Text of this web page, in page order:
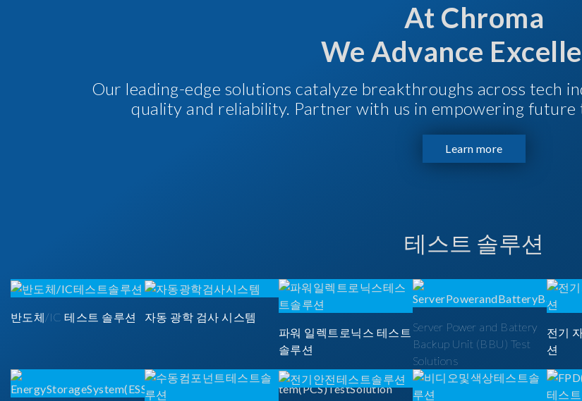
At Chroma
We Advance
Our leading-edge solutions catalyze breakthroughs across tech
quality and reliability. Partner with us in empowering
Learn more
테스트 솔루션
반도체/IC 테스트 솔루션
자동 광학 검사 시스템
파워 일렉트로닉스 테스트
솔루션
Server Power and Battery
Backup Unit (BBU) Test
Solutions
전기
션